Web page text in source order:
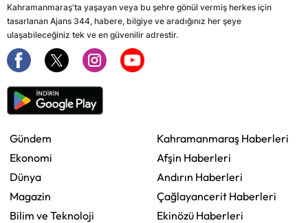
Kahramanmaraş'ta yaşayan veya bu şehre gönül vermiş herkes için
tasarlanan Ajans 344, habere, bilgiye ve aradığınız her şeye
ulaşabileceğiniz tek ve en güvenilir adrestir.
Gündem
Ekonomi
Dünya
Magazin
Bilim ve Teknoloji
Kahramanmaraş Haberleri
Afşin Haberleri
Andırın Haberleri
Çağlayancerit Haberleri
Ekinözü Haberleri